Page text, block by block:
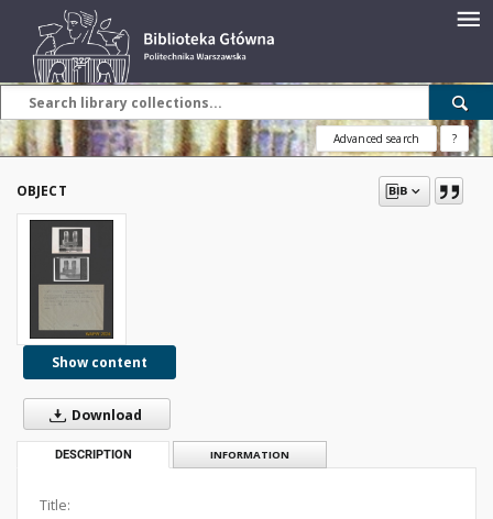
Advanced search ?
OBJECT
Show content
Download
DESCRIPTION INFORMATION
Title: